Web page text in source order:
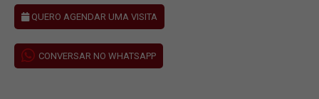
QUERO AGENDAR UMA VISITA
CONVERSAR NO WHATSAPP